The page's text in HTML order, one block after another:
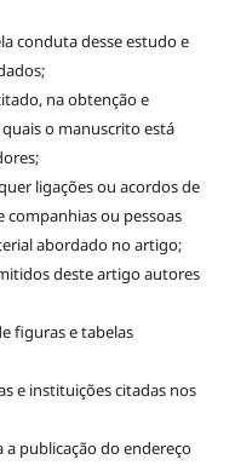
conduta desse estudo e
na obtenção e
o manuscrito está
ligações ou acordos de
ou pessoas
abordado no artigo;
deste artigo autores
figuras e tabelas
e instituições citadas nos
publicação do endereço